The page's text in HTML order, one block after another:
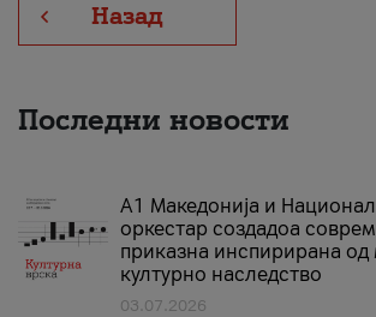
Назад
Последни новости
А1 Македонија и
оркестар создадоа
приказна инспирирана од
културно наследство
03.07.2026